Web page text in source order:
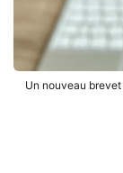
Un nouveau